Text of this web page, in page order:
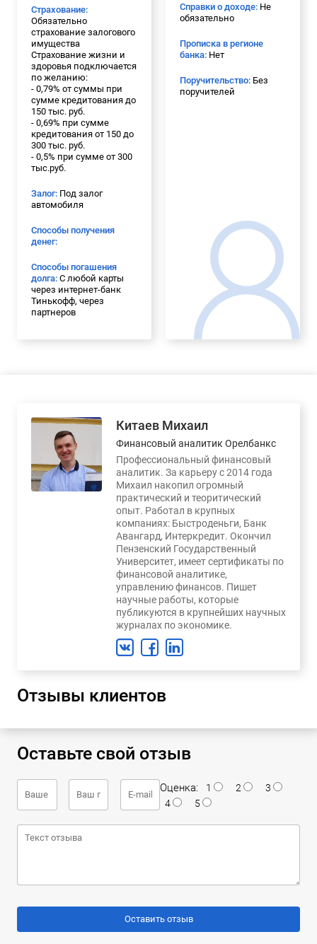
Страхование:
Обязательно
страхование залогового
имущества
Страхование жизни и
здоровья подключается
по желанию:
- 0,79% от суммы при
сумме кредитования до
150 тыс. руб.
- 0,69% при сумме
кредитования от 150 до
300 тыс. руб.
- 0,5% при сумме от 300
тыс.руб.
Залог: Под залог
автомобиля
Способы получения
денег:
Способы погашения
долга: С любой карты
через интернет-банк
Тинькофф, через
партнеров
Справки о доходе: Не
обязательно
Прописка в регионе
банка: Нет
Поручительство: Без
поручителей
Китаев Михаил
Финансовый аналитик Орелбанкс
Профессиональный финансовый
аналитик. За карьеру с 2014 года
Михаил накопил огромный
практический и теоритический
опыт. Работал в крупных
компаниях: Быстроденьги, Банк
Авангард, Интеркредит. Окончил
Пензенский Государственный
Университет, имеет сертификаты по
финансовой аналитике,
управлению финансов. Пишет
научные работы, которые
публикуются в крупнейших научных
журналах по экономике.
Отзывы клиентов
Оставьте свой отзыв
Оценка: 1 2
3
4
5